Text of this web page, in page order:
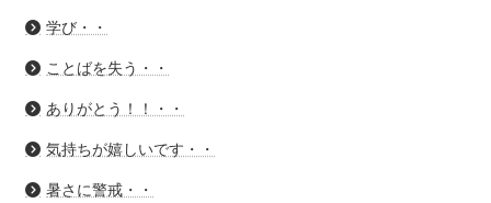
学び・・
ことばを失う・・
ありがとう！！・・
気持ちが嬉しいです・・
暑さに警戒・・